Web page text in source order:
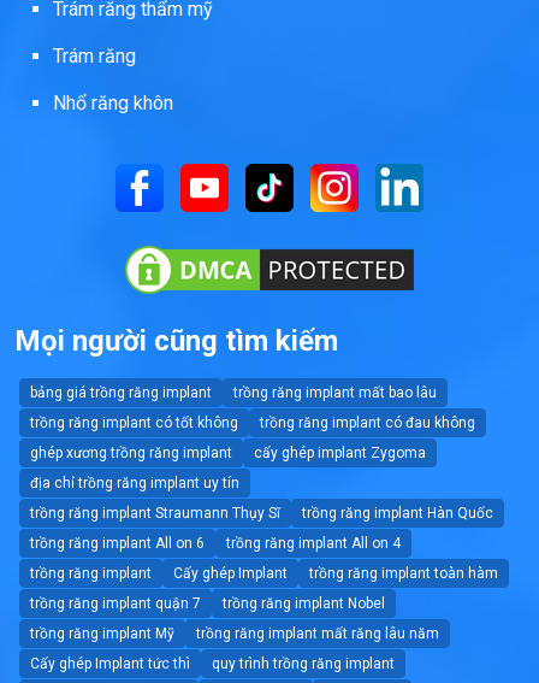
Trám răng thẩm mỹ
Trám răng
Nhổ răng khôn
Mọi người cũng tìm kiếm
bảng giá trồng răng implant
trồng răng implant mất bao lâu
trồng răng implant có tốt không
trồng răng implant có đau không
ghép xương trồng răng implant
cấy ghép implant Zygoma
địa chỉ trồng răng implant uy tín
trồng răng implant Straumann Thụy Sĩ
trồng răng implant Hàn Quốc
trồng răng implant All on 6
trồng răng implant All on 4
trồng răng implant
Cấy ghép Implant
trồng răng implant toàn hàm
trồng răng implant quận 7
trồng răng implant Nobel
trồng răng implant Mỹ
trồng răng implant mất răng lâu năm
Cấy ghép Implant tức thì
quy trình trồng răng implant